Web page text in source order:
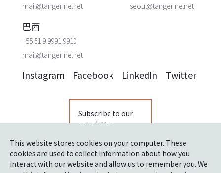
This website stores cookies on your computer. These
cookies are used to collect information about how you
interact with our website and allow us to remember you. We
mail@tangerine.net
seoul@tangerine.net
巴西
+55 51 9 9991 9910
mail@tangerine.net
Instagram Facebook LinkedIn Twitter
Subscribe to our
newsletter